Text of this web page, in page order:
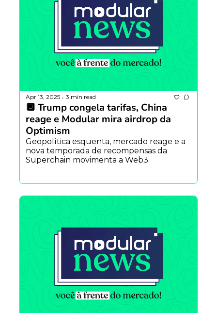
Apr 13, 2025 • 3 min read
🔲 Trump congela tarifas, China
reage e Modular mira airdrop da
Optimism
Geopolítica esquenta, mercado reage e a
nova temporada de recompensas da
Superchain movimenta a Web3.